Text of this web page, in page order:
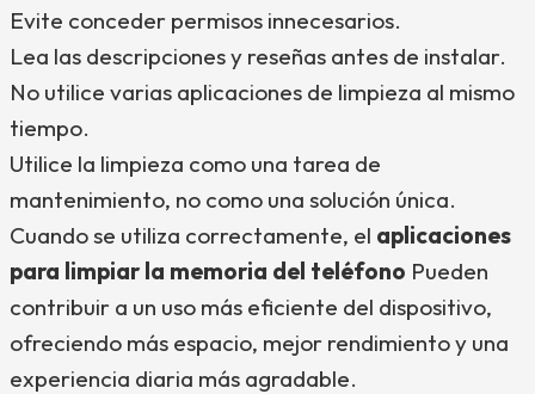
Evite conceder permisos innecesarios.
Lea las descripciones y reseñas antes de instalar.
No utilice varias aplicaciones de limpieza al mismo
tiempo.
Utilice la limpieza como una tarea de
mantenimiento, no como una solución única.
Cuando se utiliza correctamente, el aplicaciones
para limpiar la memoria del teléfono Pueden
contribuir a un uso más eficiente del dispositivo,
ofreciendo más espacio, mejor rendimiento y una
experiencia diaria más agradable.